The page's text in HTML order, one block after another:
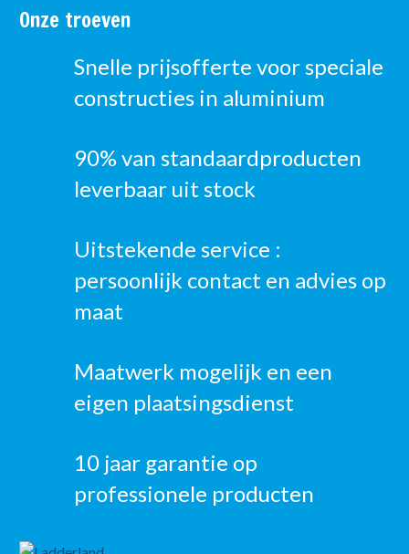
Onze troeven
Snelle prijsofferte voor speciale
constructies in aluminium
90% van standaardproducten
leverbaar uit stock
Uitstekende service :
persoonlijk contact en advies op
maat
Maatwerk mogelijk en een
eigen plaatsingsdienst
10 jaar garantie op
professionele producten